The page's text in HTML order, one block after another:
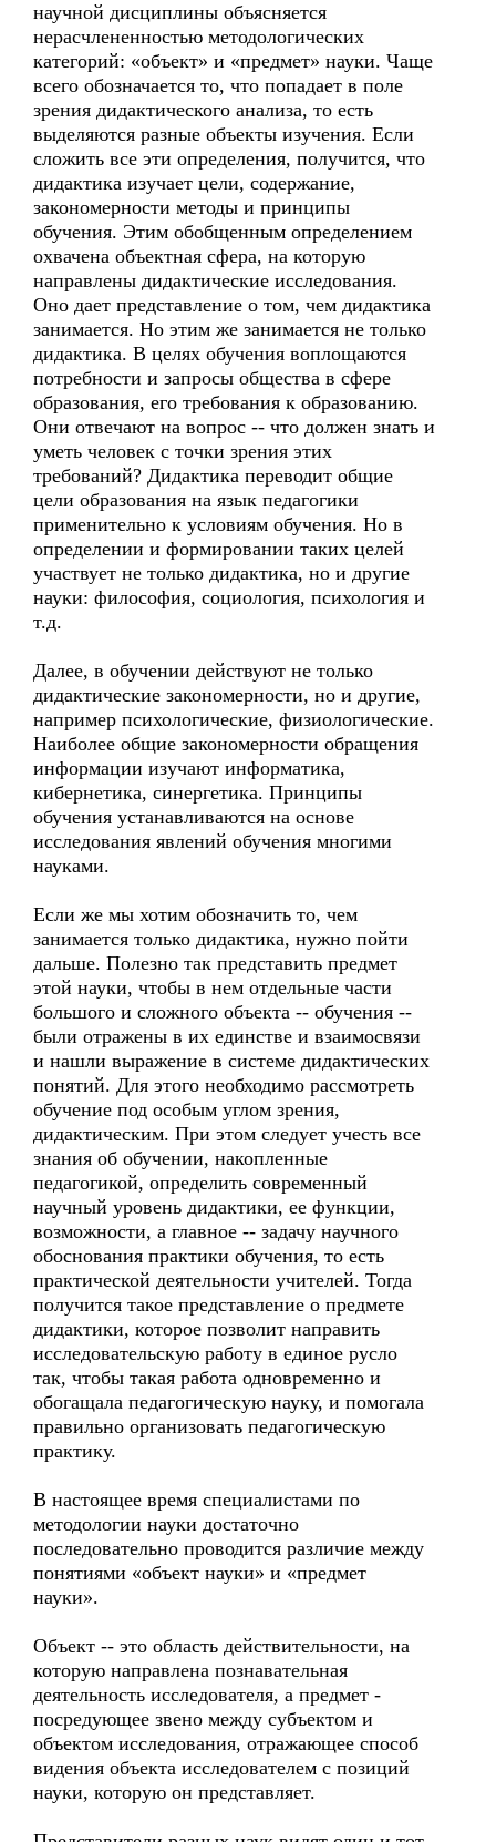
научной дисциплины объясняется
нерасчлененностью методологических
категорий: «объект» и «предмет» науки. Чаще
всего обозначается то, что попадает в поле
зрения дидактического анализа, то есть
выделяются разные объекты изучения. Если
сложить все эти определения, получится, что
дидактика изучает цели, содержание,
закономерности методы и принципы
обучения. Этим обобщенным определением
охвачена объектная сфера, на которую
направлены дидактические исследования.
Оно дает представление о том, чем дидактика
занимается. Но этим же занимается не только
дидактика. В целях обучения воплощаются
потребности и запросы общества в сфере
образования, его требования к образованию.
Они отвечают на вопрос -- что должен знать и
уметь человек с точки зрения этих
требований? Дидактика переводит общие
цели образования на язык педагогики
применительно к условиям обучения. Но в
определении и формировании таких целей
участвует не только дидактика, но и другие
науки: философия, социология, психология и
т.д.
Далее, в обучении действуют не только
дидактические закономерности, но и другие,
например психологические, физиологические.
Наиболее общие закономерности обращения
информации изучают информатика,
кибернетика, синергетика. Принципы
обучения устанавливаются на основе
исследования явлений обучения многими
науками.
Если же мы хотим обозначить то, чем
занимается только дидактика, нужно пойти
дальше. Полезно так представить предмет
этой науки, чтобы в нем отдельные части
большого и сложного объекта -- обучения --
были отражены в их единстве и взаимосвязи
и нашли выражение в системе дидактических
понятий. Для этого необходимо рассмотреть
обучение под особым углом зрения,
дидактическим. При этом следует учесть все
знания об обучении, накопленные
педагогикой, определить современный
научный уровень дидактики, ее функции,
возможности, а главное -- задачу научного
обоснования практики обучения, то есть
практической деятельности учителей. Тогда
получится такое представление о предмете
дидактики, которое позволит направить
исследовательскую работу в единое русло
так, чтобы такая работа одновременно и
обогащала педагогическую науку, и помогала
правильно организовать педагогическую
практику.
В настоящее время специалистами по
методологии науки достаточно
последовательно проводится различие между
понятиями «объект науки» и «предмет
науки».
Объект -- это область действительности, на
которую направлена познавательная
деятельность исследователя, а предмет -
посредующее звено между субъектом и
объектом исследования, отражающее способ
видения объекта исследователем с позиций
науки, которую он представляет.